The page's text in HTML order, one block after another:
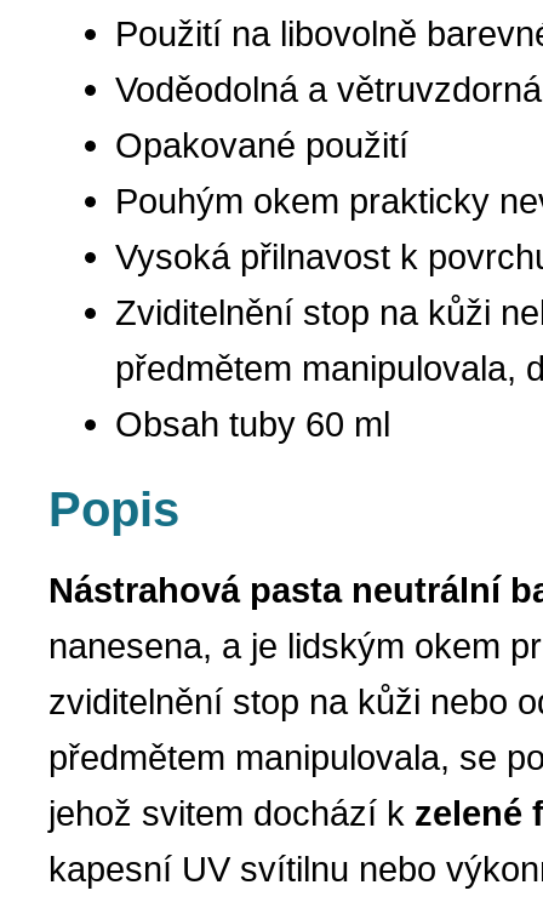
Použití na libovolně
Voděodolná a větruvzdorná
Opakované použití
Pouhým okem prakticky
Vysoká přilnavost k
Zviditelnění stop na kůži
předmětem manipulovala,
Obsah tuby 60 ml
Popis
Nástrahová pasta neutrální
nanesena, a je lidským okem
zviditelnění stop na kůži nebo
předmětem manipulovala, se
jehož svitem dochází k zelené
kapesní UV svítilnu nebo